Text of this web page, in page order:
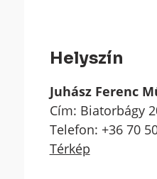
Helyszín
Juhász Ferenc
Cím: Biatorbágy
Telefon: +36 70
Térkép